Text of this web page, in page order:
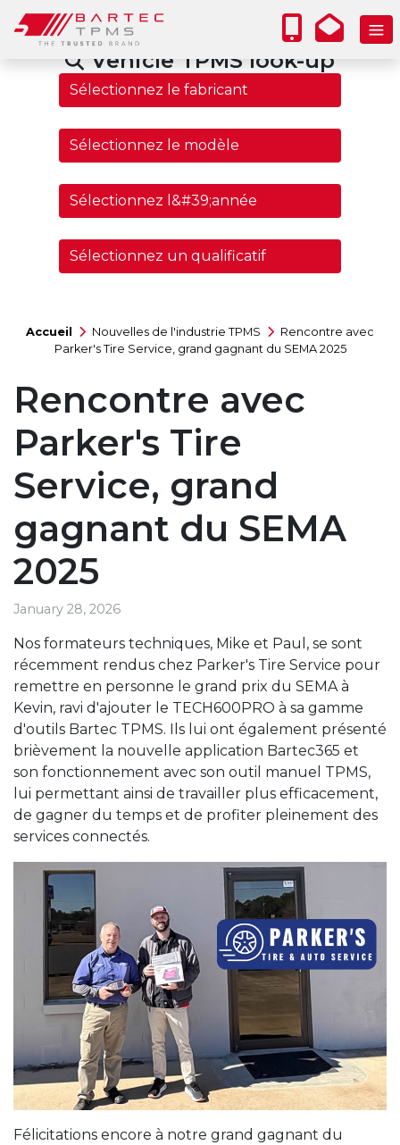
Vehicle TPMS look-up
Accueil Nouvelles de l'industrie TPMS
Rencontre avec
Parker's Tire Service, grand gagnant du SEMA 2025
Rencontre avec
Parker's Tire
Service, grand
gagnant du SEMA
2025
January 28, 2026
Nos formateurs techniques, Mike et Paul, se sont
récemment rendus chez Parker's Tire Service pour
remettre en personne le grand prix du SEMA à
Kevin, ravi d'ajouter le TECH600PRO à sa gamme
d'outils Bartec TPMS. Ils lui ont également présenté
brièvement la nouvelle application Bartec365 et
son fonctionnement avec son outil manuel TPMS,
lui permettant ainsi de travailler plus efficacement,
de gagner du temps et de profiter pleinement des
services connectés.
Félicitations encore à notre grand gagnant du